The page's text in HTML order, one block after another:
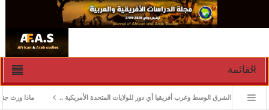
القائمة
ماذا ورث جنوب في الشرق الوسط وغرب أفريقيا أي دور للولايات المتحدة الأمريكية ..